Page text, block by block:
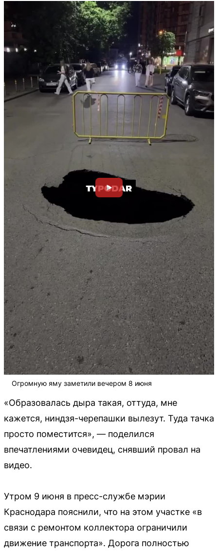
Огромную яму заметили вечером 8 июня
«Образовалась дыра такая, оттуда, мне
кажется, ниндзя-черепашки вылезут. Туда тачка
просто поместится», — поделился
впечатлениями очевидец, снявший провал на
видео.
Утром 9 июня в пресс-службе мэрии
Краснодара пояснили, что на этом участке «в
связи с ремонтом коллектора ограничили
движение транспорта». Дорога полностью